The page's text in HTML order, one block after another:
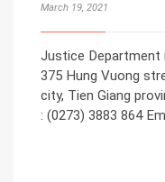
March 19, 2021
Justice Department
375 Hung Vuong
city, Tien Giang
: (0273) 3883 864